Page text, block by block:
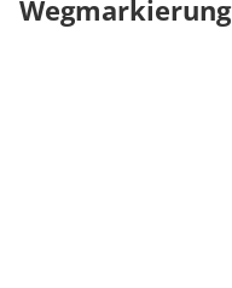
Wegmarkierung